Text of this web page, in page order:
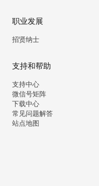
职业发展
招贤纳士
支持和帮助
支持中心
微信号矩阵
下载中心
常见问题解答
站点地图